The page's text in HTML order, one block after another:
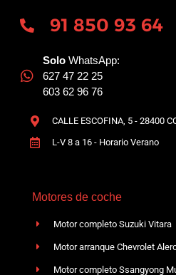
91 850 93 64
Solo WhatsApp:
627 47 22 25
603 62 96 76
CALLE ESCOFINA, 5 - 28400
L-V 8 a 16 - Horario Verano
Motores de coche
Motor completo Suzuki Vitara
Motor arranque Chevrolet
Motor completo Ssangyong